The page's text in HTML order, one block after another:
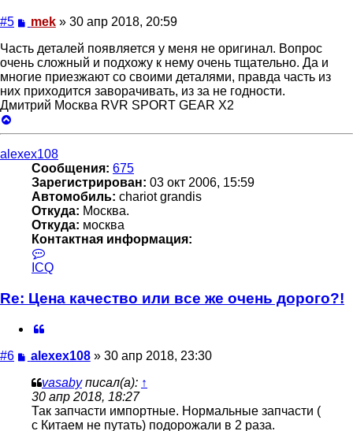
#5 Сообщение
mek» 30 апр 2018, 20:59
Часть деталей появляется у меня не оригинал. Вопрос
очень сложный и подхожу к нему очень тщательно. Да и
многие приезжают со своими деталями, правда часть из
них приходится заворачивать, из за не годности.
Дмитрий Москва RVR SPORT GEAR X2
к
началу
alexex108
Сообщения: 675
Зарегистрирован: 03 окт 2006, 15:59
Автомобиль: chariot grandis
Откуда: Москва.
Откуда: москва
Контактная информация:
информация
alexex108
ICQ
Re: Цена качество или все же очень дорого?!
#6 Сообщение
alexex108» 30 апр 2018, 23:30
vasabyписал(а): ↑
30 апр 2018, 18:27
Так запчасти импортные. Нормальные запчасти (
с Китаем не путать) подорожали в 2 раза.